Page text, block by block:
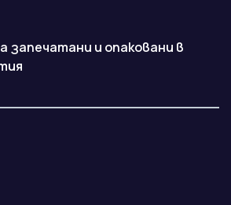
запечатани и опаковани в